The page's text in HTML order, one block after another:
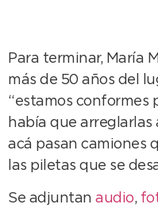
Para terminar, María
más de 50 años del
“estamos conformes
había que arreglarlas
acá pasan camiones
las piletas que se
Se adjuntan audio,